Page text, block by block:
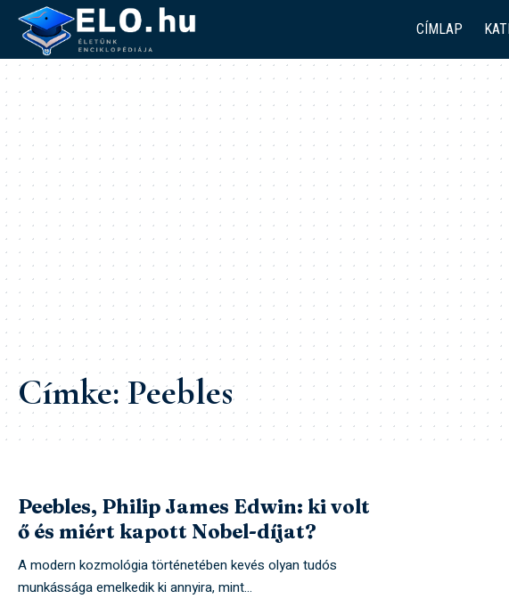
CÍMLAP
Címke:Peebles
Peebles, Philip James Edwin: ki volt
ő és miért kapott Nobel-díjat?
A modern kozmológia történetében kevés olyan tudós
munkássága emelkedik ki annyira, mint…